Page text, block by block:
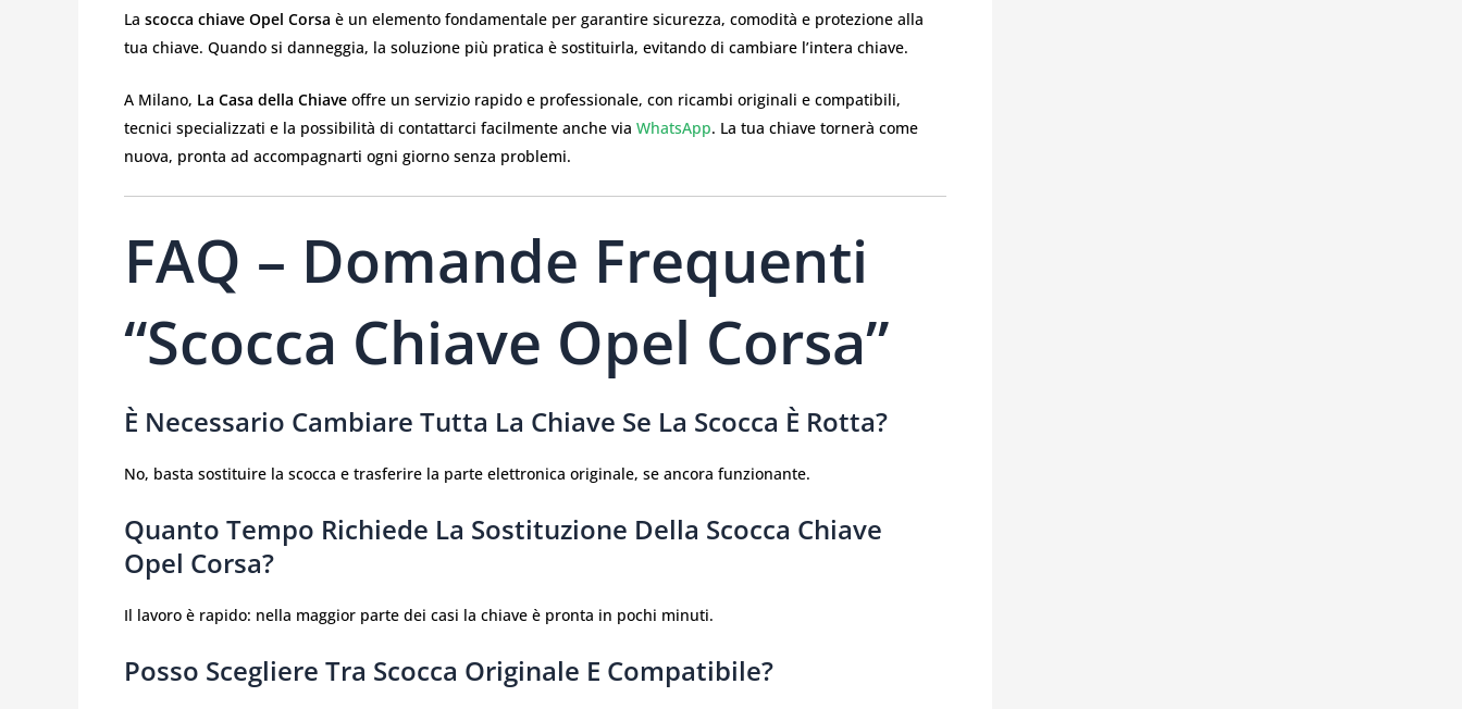
La scocca chiave Opel Corsa è un elemento fondamentale per garantire sicurezza, comodità e protezione alla
tua chiave. Quando si danneggia, la soluzione più pratica è sostituirla, evitando di cambiare l’intera chiave.
A Milano, La Casa della Chiave offre un servizio rapido e professionale, con ricambi originali e compatibili,
tecnici specializzati e la possibilità di contattarci facilmente anche via WhatsApp. La tua chiave tornerà come
nuova, pronta ad accompagnarti ogni giorno senza problemi.
FAQ – Domande Frequenti
“scocca Chiave Opel Corsa”
È Necessario Cambiare Tutta La Chiave Se La Scocca È Rotta?
No, basta sostituire la scocca e trasferire la parte elettronica originale, se ancora funzionante.
Quanto Tempo Richiede La Sostituzione Della Scocca Chiave
Opel Corsa?
Il lavoro è rapido: nella maggior parte dei casi la chiave è pronta in pochi minuti.
Posso Scegliere Tra Scocca Originale E Compatibile?